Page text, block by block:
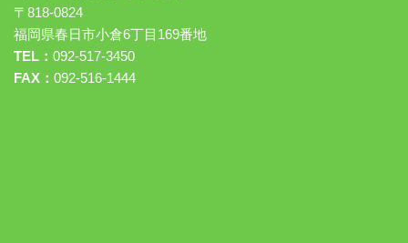
〒818-0824
福岡県春日市小倉6丁目169番地
TEL： 092-517-3450
FAX： 092-516-1444